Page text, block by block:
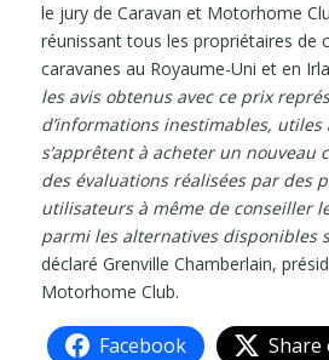
le jury de Caravan et Motorhome
réunissant tous les propriétaires de
caravanes au Royaume-Uni et en
les avis obtenus avec ce prix
d’informations inestimables,
s’apprêtent à acheter un nouveau
des évaluations réalisées par des
utilisateurs à même de conseiller
parmi les alternatives disponibles
déclaré Grenville Chamberlain,
Motorhome Club.
Facebook
Share